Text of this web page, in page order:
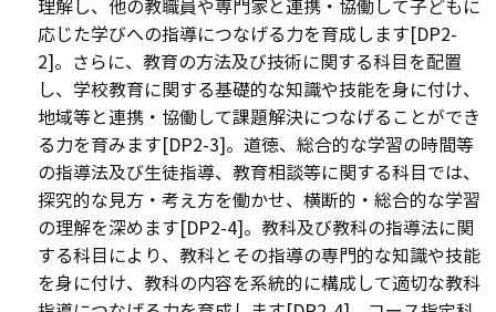
理解し、他の教職員や専門家と連携・協働して子どもに
応じた学びへの指導につなげる力を育成します[DP2-
2]。さらに、教育の方法及び技術に関する科目を配置
し、学校教育に関する基礎的な知識や技能を身に付け、
地域等と連携・協働して課題解決につなげることができ
る力を育みます[DP2-3]。道徳、総合的な学習の時間等
の指導法及び生徒指導、教育相談等に関する科目では、
探究的な見方・考え方を働かせ、横断的・総合的な学習
の理解を深めます[DP2-4]。教科及び教科の指導法に関
する科目により、教科とその指導の専門的な知識や技能
を身に付け、教科の内容を系統的に構成して適切な教科